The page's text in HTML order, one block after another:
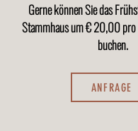
Gerne können Sie das
Stammhaus um € 20,00 pro
buchen.
ANFRAGE